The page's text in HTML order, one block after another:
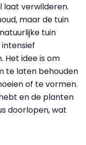
laat verwilderen.
maar de tuin
tuin
Het idee is om
te laten behouden
of te vormen.
en de planten
doorlopen, wat